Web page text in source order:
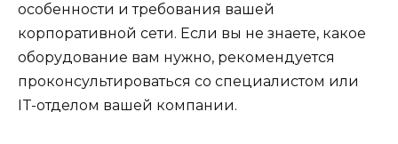
особенности и требования вашей
корпоративной сети. Если вы не знаете, какое
оборудование вам нужно, рекомендуется
проконсультироваться со специалистом или
IT-отделом вашей компании.